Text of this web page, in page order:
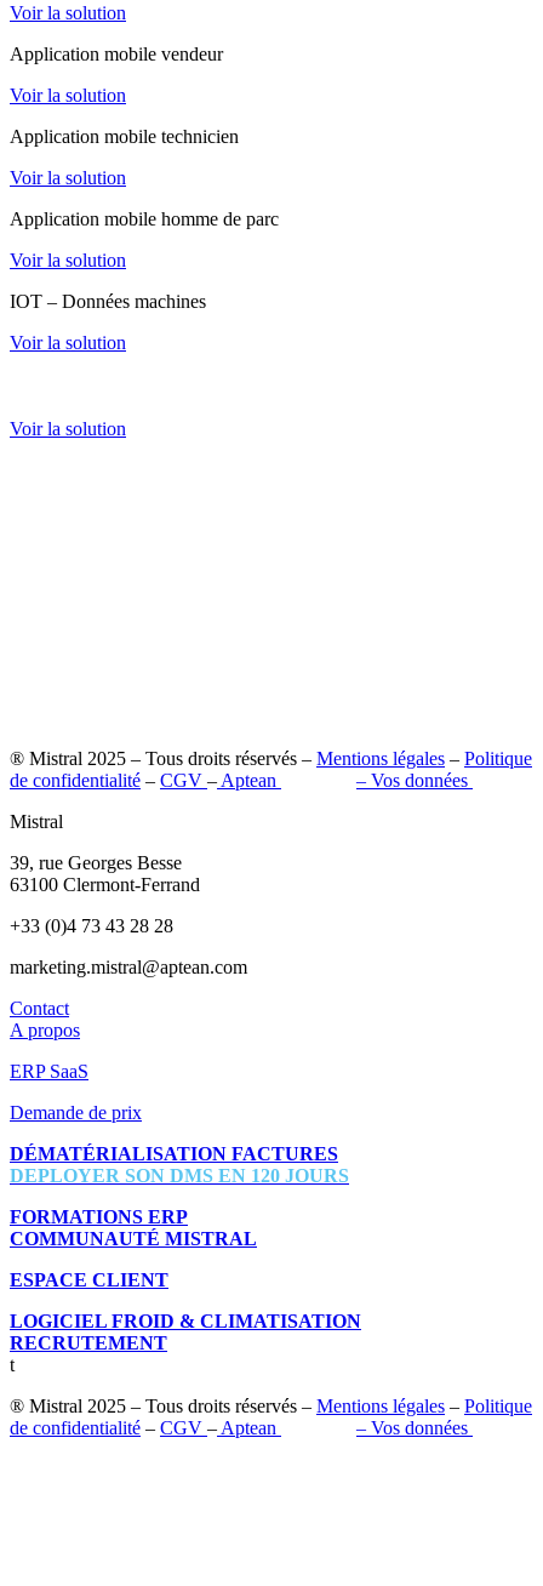
Voir la solution
Application mobile vendeur
Voir la solution
Application mobile technicien
Voir la solution
Application mobile homme de parc
Voir la solution
IOT – Données machines
Voir la solution
Voir la solution
® Mistral 2025 – Tous droits réservés – Mentions légales – Politique
de confidentialité – CGV – Aptean – Vos données
Mistral
39, rue Georges Besse
63100 Clermont-Ferrand
+33 (0)4 73 43 28 28
marketing.mistral@aptean.com
Contact
A propos
ERP SaaS
Demande de prix
DÉMATÉRIALISATION FACTURES
DEPLOYER SON DMS EN 120 JOURS
FORMATIONS ERP
COMMUNAUTÉ MISTRAL
ESPACE CLIENT
LOGICIEL FROID & CLIMATISATION
RECRUTEMENT
t
® Mistral 2025 – Tous droits réservés – Mentions légales – Politique
de confidentialité – CGV – Aptean – Vos données